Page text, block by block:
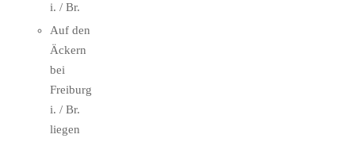
i. / Br.
Auf den
Äckern
bei
Freiburg
i. / Br.
liegen